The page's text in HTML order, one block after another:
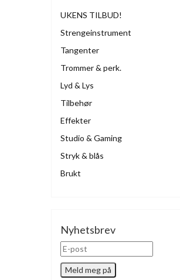
UKENS TILBUD!
Strengeinstrument
Tangenter
Trommer & perk.
Lyd & Lys
Tilbehør
Effekter
Studio & Gaming
Stryk & blås
Brukt
Nyhetsbrev